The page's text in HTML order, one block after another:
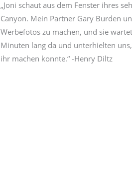
„Joni schaut aus dem Fenster ihres
Canyon. Mein Partner Gary Burden
Werbefotos zu machen, und sie
Minuten lang da und unterhielten
ihr machen konnte.“ -Henry Diltz